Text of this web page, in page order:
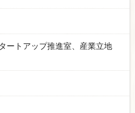
ートアップ推進室、産業立地